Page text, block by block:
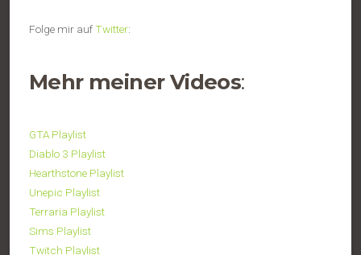
Folge mir aufTwitter:
Mehr meinerVideos:
GTA Playlist
Diablo 3 Playlist
Hearthstone Playlist
Unepic Playlist
Terraria Playlist
Sims Playlist
Twitch Playlist